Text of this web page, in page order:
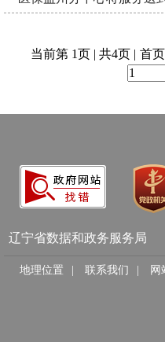
当前第 1页 | 共4页 | 首页
辽宁省数据和政务服务局
地理位置 联系我们 网